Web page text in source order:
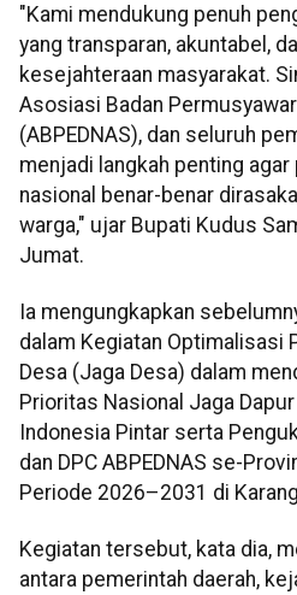
"Kami mendukung penuh
yang transparan, akuntabel,
kesejahteraan masyarakat.
Asosiasi Badan
(ABPEDNAS), dan seluruh
menjadi langkah penting
nasional benar-benar
warga," ujar Bupati Kudus
Jumat.
Ia mengungkapkan
dalam Kegiatan Optimalisasi
Desa (Jaga Desa) dalam
Prioritas Nasional Jaga
Indonesia Pintar serta
dan DPC ABPEDNAS se-
Periode 2026–2031 di
Kegiatan tersebut, kata dia,
antara pemerintah daerah,